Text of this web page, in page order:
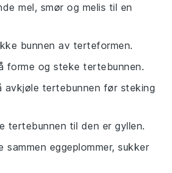
mel, smør og melis til en
bunnen av terteformen.
forme og steke tertebunnen.
avkjøle tertebunnen før steking
tertebunnen til den er gyllen.
sammen eggeplommer, sukker